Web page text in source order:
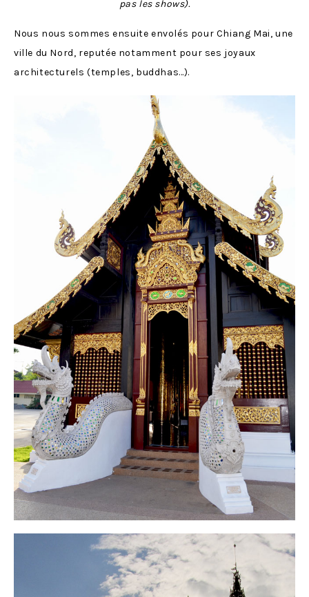
pas les shows).
Nous nous sommes ensuite envolés pour Chiang Mai, une
ville du Nord, reputée notamment pour ses joyaux
architecturels (temples, buddhas…).